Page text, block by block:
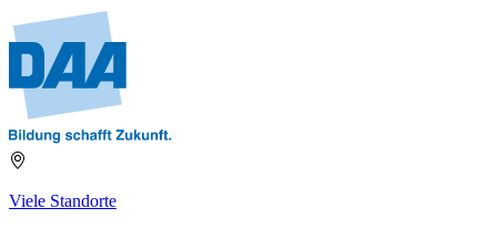
Viele Standorte